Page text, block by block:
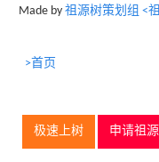
Made by 祖源树策划组 <
>首页
极速上树 申请祖